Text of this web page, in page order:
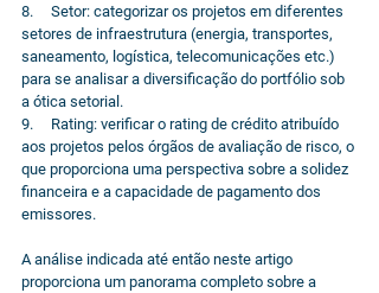
8.     Setor: categorizar os projetos em diferentes
setores de infraestrutura (energia, transportes,
saneamento, logística, telecomunicações etc.)
para se analisar a diversificação do portfólio sob
a ótica setorial.
9.     Rating: verificar o rating de crédito atribuído
aos projetos pelos órgãos de avaliação de risco, o
que proporciona uma perspectiva sobre a solidez
financeira e a capacidade de pagamento dos
emissores.
A análise indicada até então neste artigo
proporciona um panorama completo sobre a